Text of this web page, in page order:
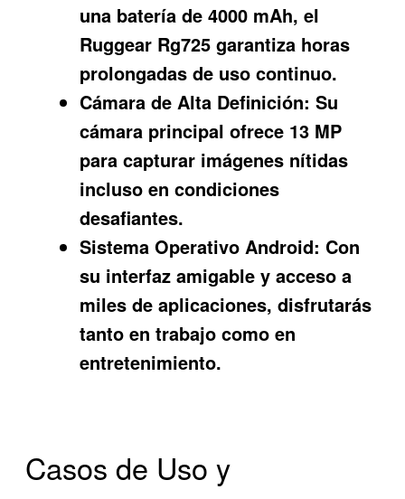
una batería de 4000 mAh, el
Ruggear Rg725 garantiza horas
prolongadas de uso continuo.
Cámara de Alta Definición: Su
cámara principal ofrece 13 MP
para capturar imágenes nítidas
incluso en condiciones
desafiantes.
Sistema Operativo Android: Con
su interfaz amigable y acceso a
miles de aplicaciones, disfrutarás
tanto en trabajo como en
entretenimiento.
Casos de Uso y